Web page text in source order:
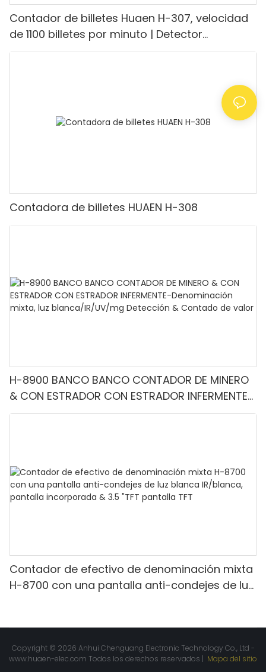
Contador de billetes Huaen H-307, velocidad
de 1100 billetes por minuto | Detector
UV/magnético/infrarrojo/falsificación,
Contadora de billetes HUAEN H-308
H-8900 BANCO BANCO CONTADOR DE MINERO
& CON ESTRADOR CON ESTRADOR INFERMENTE-
Denominación mixta, luz blanca/IR/UV/mg
Contador de efectivo de denominación mixta
H-8700 con una pantalla anti-condejes de luz
Copyright © 2026 Anhui Chenguang Electronic Technology Co., Ltd -
www.huaen-elec.com Todos los derechos reservados | Mapa del sitio